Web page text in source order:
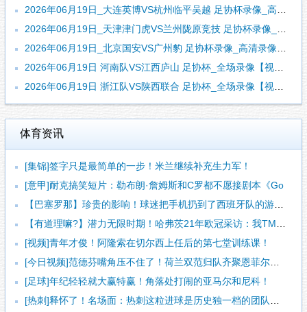
2026年06月19日_大连英博VS杭州临平吴越 足协杯录像_高清录像【全场回放】
2026年06月19日_天津津门虎VS兰州陇原竞技 足协杯录像_全场录像【视频集锦】
2026年06月19日_北京国安VS广州豹 足协杯录像_高清录像【全场回放】
2026年06月19日 河南队VS江西庐山 足协杯_全场录像【视频集锦】
2026年06月19日 浙江队VS陕西联合 足协杯_全场录像【视频集锦】
体育资讯
[集锦]签字只是最简单的一步！米兰继续补充生力军！
[意甲]耐克搞笑短片：勒布朗·詹姆斯和C罗都不愿接剧本《Go
【巴塞罗那】珍贵的影响！球迷把手机扔到了西班牙队的游行大巴上
【有道理嘛?】潜力无限时期！哈弗茨21年欧冠采访：我TM一点
[视频]青年才俊！阿隆索在切尔西上任后的第七堂训练课！
[今日视频]范德芬嘴角压不住了！荷兰双范归队齐聚恩菲尔德！
[足球]年纪轻轻就大赢特赢！角落处打闹的亚马尔和尼科！
[热刺]释怀了！名场面：热刺这粒进球是历史独一档的团队配合！